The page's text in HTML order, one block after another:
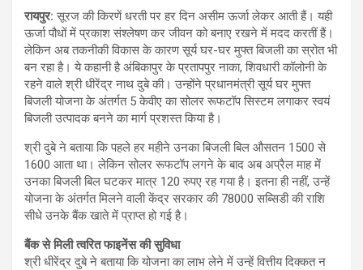
रायपुर:सूरज की किरणें धरती पर हर दिन असीम ऊर्जा लेकर आती हैं। यही
ऊर्जा पौधों में प्रकाश संश्लेषण कर जीवन को बनाए रखने में मदद करतीं हैं।
लेकिन अब तकनीकी विकास के कारण सूर्य घर-घर मुफ्त बिजली का स्रोत भी
बन रहा है। ये कहानी है अंबिकापुर के प्रतापपुर नाका, शिवधारी कॉलोनी के
रहने वाले श्री धीरेंद्र नाथ दुबे की। उन्होंने प्रधानमंत्री सूर्य घर मुफ्त
बिजली योजना के अंतर्गत 5 केवीए का सोलर रूफटॉप सिस्टम लगाकर स्वयं
बिजली उत्पादक बनने का मार्ग प्रशस्त किया है।
श्री दुबे ने बताया कि पहले हर महीने उनका बिजली बिल औसतन 1500 से
1600 आता था। लेकिन सोलर रूफटॉप लगने के बाद अब अप्रैल माह में
उनका बिजली बिल घटकर मात्र 120 रुपए रह गया है। इतना ही नहीं, उन्हें
योजना के अंतर्गत मिलने वाली केंद्र सरकार की 78000 सब्सिडी की राशि
सीधे उनके बैंक खाते में प्राप्त हो गई है।
बैंक से मिली त्वरित फाइनेंस की सुविधा
श्री धीरेंद्र दुबे ने बताया कि योजना का लाभ लेने में उन्हें वित्तीय दिक्कत न